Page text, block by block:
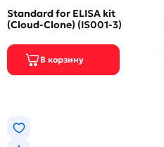
Standard for ELISA kit
(Cloud-Clone) (IS001-3)